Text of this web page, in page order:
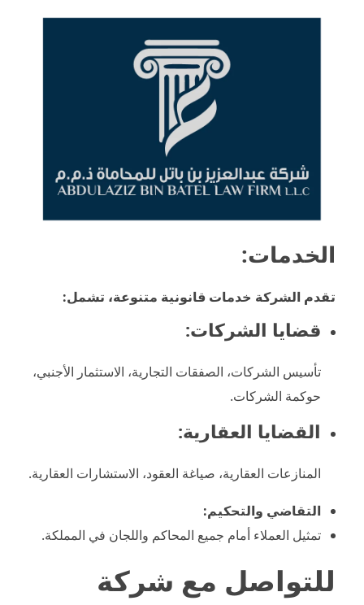
الخدمات:
تقدم الشركة خدمات قانونية متنوعة، تشمل:
قضايا الشركات:
تأسيس الشركات، الصفقات التجارية، الاستثمار الأجنبي،
حوكمة الشركات.
القضايا العقارية:
المنازعات العقارية، صياغة العقود، الاستشارات العقارية.
التقاضي والتحكيم:
تمثيل العملاء أمام جميع المحاكم واللجان في المملكة.
للتواصل مع شركة